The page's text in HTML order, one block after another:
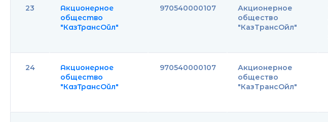
23
Акционерное
общество
"КазТрансОйл"
970540000107
Акционерное
общество
"КазТрансОйл"
24
Акционерное
общество
"КазТрансОйл"
970540000107
Акционерное
общество
"КазТрансОйл"